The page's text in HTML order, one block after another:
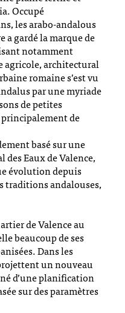
Occupé
les arabo-andalous
gardé la marque de
notamment
agricole, architectural
romaine s’est vu
par une myriade
de petites
de
basé sur une
Eaux de Valence,
évolution depuis
traditions andalouses,
de Valence au
beaucoup de ses
Dans les
un nouveau
d’une planification
sur des paramètres